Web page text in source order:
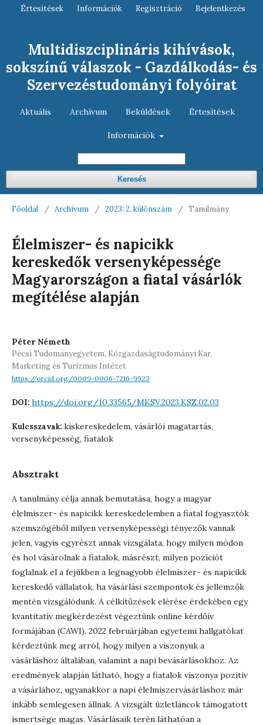
Multidiszciplináris kihívások,
sokszínű válaszok - Gazdálkodás- és
Szervezéstudományi folyóirat
Aktuális Archívum Beküldések Értesítések
Információk
Keresés
Értesítések Információk Regisztráció Bejelentkezés
Főoldal / Archívum / 2023: 2. különszám / Tanulmány
Élelmiszer- és napicikk
kereskedők versenyképessége
Magyarországon a fiatal vásárlók
megítélése alapján
Péter Németh
Pécsi Tudományegyetem, Közgazdaságtudományi Kar,
Marketing és Turizmus Intézet
https://orcid.org/0009-0006-7216-9923
DOI: https://doi.org/10.33565/MKSV.2023.KSZ.02.03
Kulcsszavak: kiskereskedelem, vásárlói magatartás,
versenyképesség, fiatalok
Absztrakt
A tanulmány célja annak bemutatása, hogy a magyar
élelmiszer- és napicikk kereskedelemben a fiatal fogyasztók
szemszögéből milyen versenyképességi tényezők vannak
jelen, vagyis egyrészt annak vizsgálata, hogy milyen módon
és hol vásárolnak a fiatalok, másrészt, milyen pozíciót
foglalnak el a fejükben a legnagyobb élelmiszer- és napicikk
kereskedő vállalatok, ha vásárlási szempontok és jellemzők
mentén vizsgálódunk. A célkitűzések elérése érdekében egy
kvantitatív megkérdezést végeztünk online kérdőív
formájában (CAWI). 2022 februárjában egyetemi hallgatókat
kérdeztünk meg arról, hogy milyen a viszonyuk a
vásárláshoz általában, valamint a napi bevásárlásokhoz. Az
eredmények alapján látható, hogy a fiatalok viszonya pozitív
a vásárlához, ugyanakkor a napi élelmiszervásárláshoz már
inkább semlegesen állnak. A vizsgált üzletláncok támogatott
ismertsége magas. Vásárlásaik terén láthatóan a